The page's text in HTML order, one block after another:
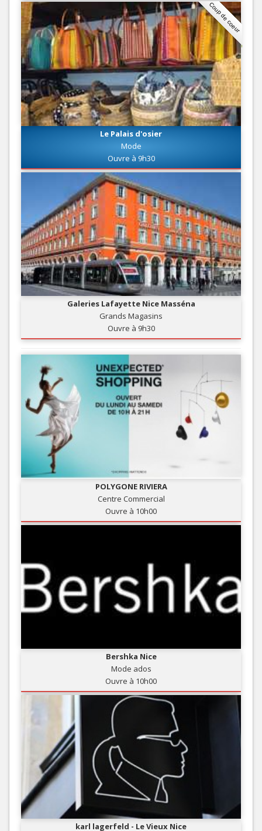
Coup de coeur
Le Palais d'osier
Mode
Ouvre à 9h30
Galeries Lafayette Nice Masséna
Grands Magasins
Ouvre à 9h30
POLYGONE RIVIERA
Centre Commercial
Ouvre à 10h00
Bershka Nice
Mode ados
Ouvre à 10h00
karl lagerfeld - Le Vieux Nice